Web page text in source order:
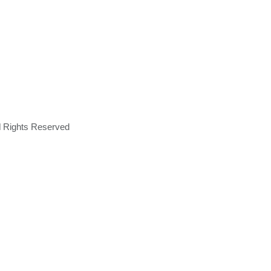
Rights Reserved